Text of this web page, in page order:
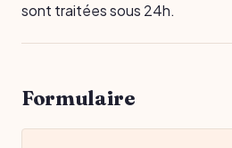
sont traitées sous 24h.
Formulaire